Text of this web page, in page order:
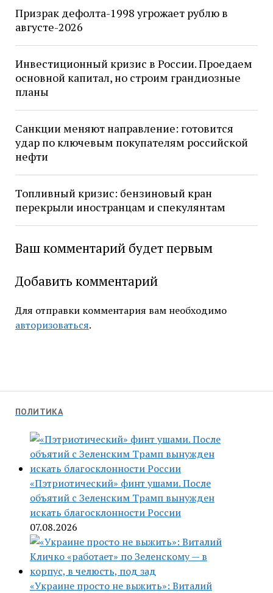
ПОЛИТИКА
«Пэтриотический» финт ушами. После
объятий с Зеленским Трамп вынужден
искать благосклонности России
07.08.2026
«Украине просто не выжить»: Виталий
Призрак дефолта-1998 угрожает рублю в
августе-2026
Инвестиционный кризис в России. Проедаем
основной капитал, но строим грандиозные
планы
Санкции меняют направление: готовится
удар по ключевым покупателям российской
нефти
Топливный кризис: бензиновый кран
перекрыли иностранцам и спекулянтам
Ваш комментарий будет первым
Добавить комментарий
Для отправки комментария вам необходимо
авторизоваться.